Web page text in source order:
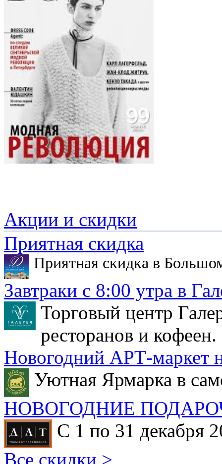
Акции и скидки
Приятная скидка
Приятная скидка в
Завтраки с 8:00 утра в
Торговый центр
ресторанов и кофеен.
Новогодний АРТ-маркет
Уютная Ярмарка в
НОВОГОДНИЕ
С 1 по 31 декабря
Все скидки >